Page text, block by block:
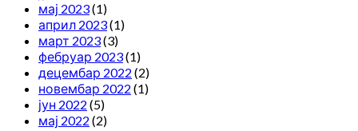
мај 2023(1)
април 2023(1)
март 2023(3)
фебруар 2023(1)
децембар 2022 (2)
новембар 2022 (1)
јун 2022 (5)
мај 2022 (2)